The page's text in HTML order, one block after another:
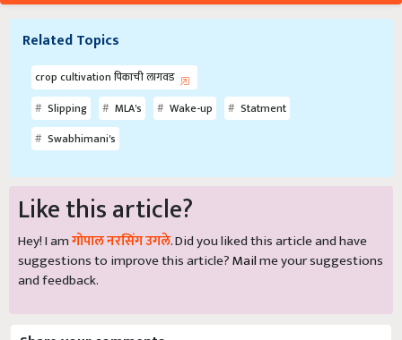
Related Topics
crop cultivation पिकाची लागवड
Slipping
MLA's Wake-up
Statment
Swabhimani's
Like this article?
Hey! I amगोपाल नरसिंग उगले. Did you liked this article and have
suggestions to improve this article?Mailme your suggestions
and feedback.